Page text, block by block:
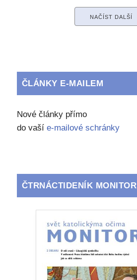
NAČÍST DALŠÍ
ČLÁNKY E-MAILEM
Nové články přímo
do vaší e-mailové schránky
ČTRNÁCTIDENÍK MONITOR